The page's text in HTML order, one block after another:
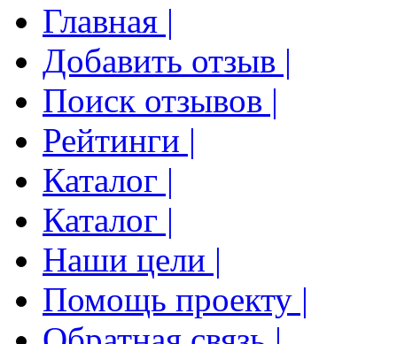
Главная |
Добавить отзыв |
Поиск отзывов |
Рейтинги |
Каталог |
Каталог |
Наши цели |
Помощь проекту |